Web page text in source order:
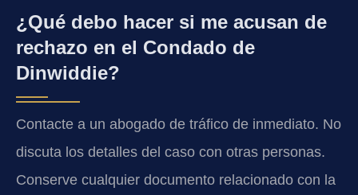
¿Qué debo hacer si me acusan de
rechazo en el Condado de
Dinwiddie?
Contacte a un abogado de tráfico de inmediato. No
discuta los detalles del caso con otras personas.
Conserve cualquier documento relacionado con la